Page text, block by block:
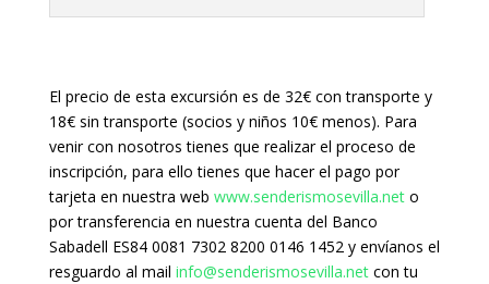
El precio de esta excursión es de 32€ con transporte y
18€ sin transporte (socios y niños 10€ menos). Para
venir con nosotros tienes que realizar el proceso de
inscripción, para ello tienes que hacer el pago por
tarjeta en nuestra web www.senderismosevilla.neto
por transferencia en nuestra cuenta del Banco
Sabadell ES84 0081 7302 8200 0146 1452 y envíanos el
resguardo al mail info@senderismosevilla.netcon tu